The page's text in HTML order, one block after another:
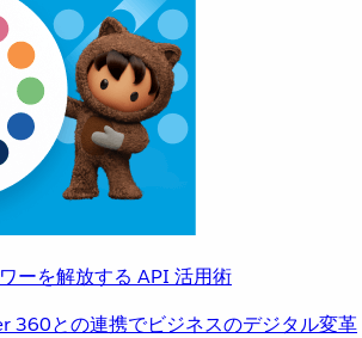
ーを解放する API 活用術
360との連携でビジネスのデジタル変革